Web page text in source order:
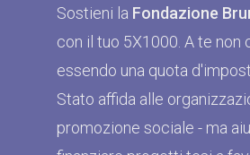
Sostieni la Fondazione
con il tuo 5X1000. A te non
essendo una quota
Stato affida alle
promozione sociale - ma